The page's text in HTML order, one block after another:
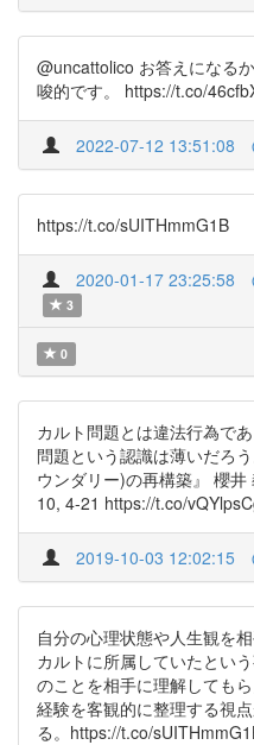
@uncattolico お答えになる
唆的です。 https://t.co/
2022-07-12 13:51:08
https://t.co/sUITHmmG1B
2020-01-17 23:25:58
3
0
カルト問題とは違法行為で
問題という認識は薄いだろ
ウンダリー)の再構築』 櫻
10, 4-21 https://t.co/
2019-10-03 12:02:15
自分の心理状態や人生観を
カルトに所属していたとい
のことを相手に理解しても
経験を客観的に整理する視
る。https://t.co/